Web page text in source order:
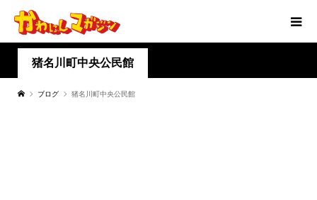
猪名川町中央公民館
ブログ 猪名川町中央公民館